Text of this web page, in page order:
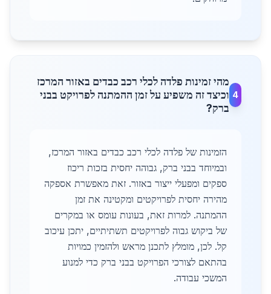
4
מהי זמינות פלדה לכלי רכב כבדים באזור המרכז
וכיצד זה משפיע על זמן ההמתנה לפרויקט בבני
ברק?
הזמינות של פלדה לכלי רכב כבדים באזור המרכז,
ובמיוחד בבני ברק, גבוהה יחסית בזכות ריכוז
ספקים ומפעלי ייצור באזור. זאת מאפשרת אספקה
מהירה יחסית לפרויקטים ומקטינה את זמן
ההמתנה. למרות זאת, בעונות עומס או במקרים
של ביקוש גבוה לפרויקטים תשתיתיים, יתכן עיכוב
קל. לכן, מומלץ לתכנן מראש ולהזמין כמויות
בהתאם לצורכי הפרויקט בבני ברק כדי למנוע
המשכי עבודה.